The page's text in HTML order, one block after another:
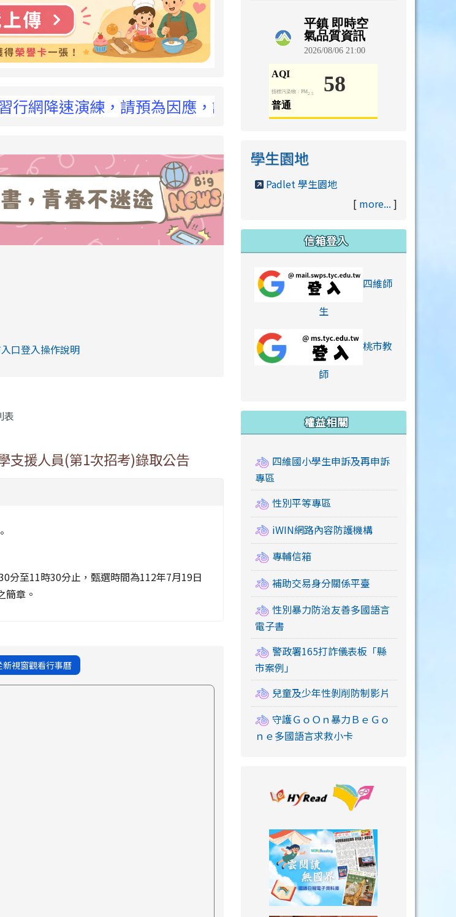
速演練，請預為因應，詳洽NCC官網
link to https://eliteracy.edu.tw/Shorts/xiaohongshu.html
eliteracy.edu.tw/Shorts/xiaohongshu.html
口登入操作說明
link to https://eliteracy.edu.tw/Shorts/xiaohongshu.html
表
支援人員(第1次招考)錄取公告
分至11時30分止，甄選時間為112年7月19日
簡章。
新視窗觀看行事曆
學生園地
Padlet 學生園地
[ more... ]
信箱登入
四維師
生link to https://
桃市教
師link to https://
權益相關
四維國小學生申訴及再申訴
專區
性別平等專區
iWIN網路內容防護機構
專輔信箱
補助交易身分關係平臺
性別暴力防治友善多國語言
電子書
警政署165打詐儀表板「縣
市案例」
兒童及少年性剝削防制影片
守護ＧｏＯｎ暴力ＢｅＧｏ
ｎｅ多國語言求救小卡